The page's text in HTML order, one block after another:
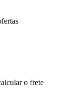
o frete